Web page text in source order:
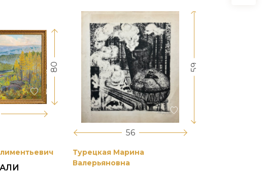
80
56
59
Турецкая Марина
Валерьяновна